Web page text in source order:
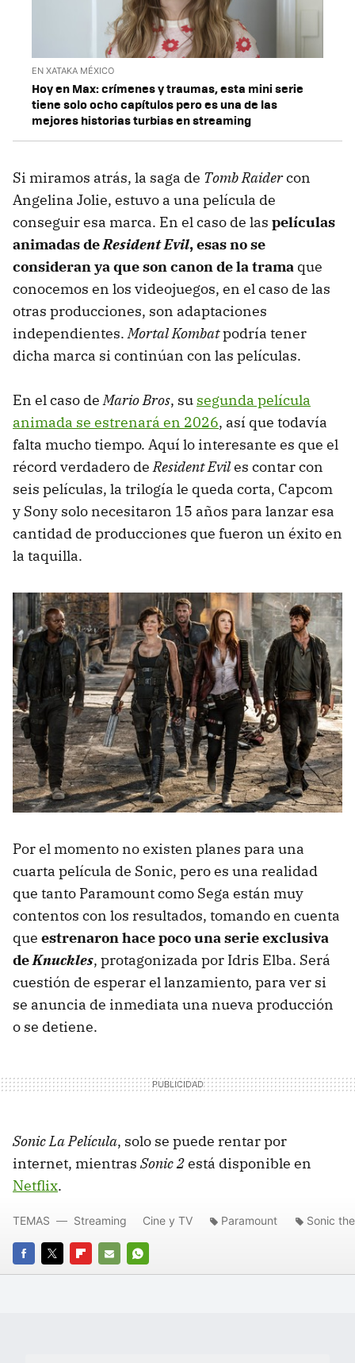
EN XATAKA MÉXICO
Hoy en Max: crímenes y traumas, esta mini serie
tiene solo ocho capítulos pero es una de las
mejores historias turbias en streaming
Si miramos atrás, la saga de Tomb Raidercon
Angelina Jolie, estuvo a una película de
conseguir esa marca. En el caso de las películas
animadas deResident Evil, esas no se
consideran ya que son canon de la trama que
conocemos en los videojuegos, en el caso de las
otras producciones, son adaptaciones
independientes.Mortal Kombatpodría tener
dicha marca si continúan con las películas.
En el caso deMario Bros, su segunda película
animada se estrenará en 2026, así que todavía
falta mucho tiempo. Aquí lo interesante es que el
récord verdadero deResident Eviles contar con
seis películas, la trilogía le queda corta, Capcom
y Sony solo necesitaron 15 años para lanzar esa
cantidad de producciones que fueron un éxito en
la taquilla.
Por el momento no existen planes para una
cuarta película de Sonic, pero es una realidad
que tanto Paramount como Sega están muy
contentos con los resultados, tomando en cuenta
que estrenaron hace poco una serie exclusiva
deKnuckles, protagonizada por Idris Elba. Será
cuestión de esperar el lanzamiento, para ver si
se anuncia de inmediata una nueva producción
o se detiene.
Sonic La Película, solo se puede rentar por
internet, mientras Sonic 2está disponible en
Netflix.
FACEBOOK
TWITTERFLIPBOARD
E-
WHATSAPP
TEMAS Streaming Cine y TV Paramount Sonic